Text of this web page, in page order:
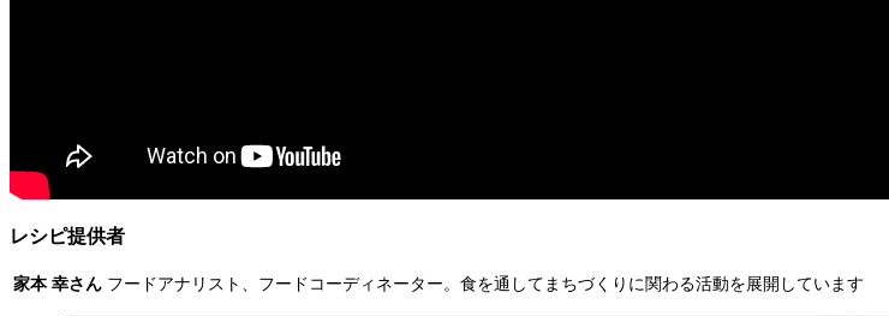
レシピ提供者
家本 幸さん フードアナリスト、フードコーディネーター。食を通してまちづくりに関わる活動を展開しています